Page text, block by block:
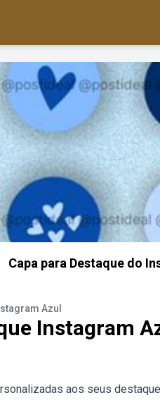
Capa para Destaque do
Azul
Instagram
aos seus